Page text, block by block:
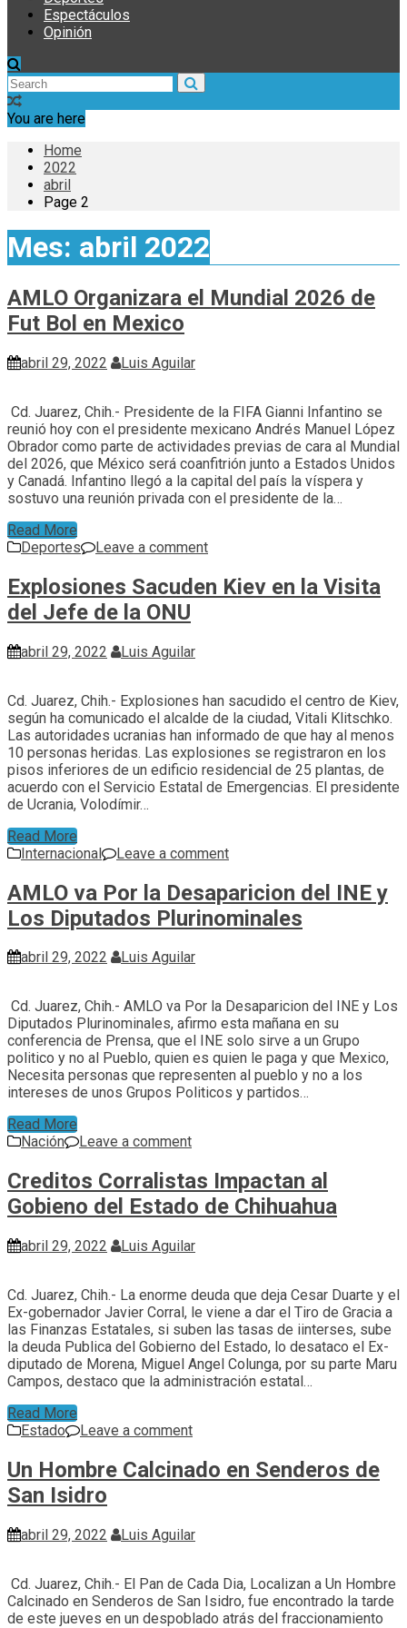
Espectáculos
Opinión
You are here
Home
2022
abril
Page 2
Mes: abril 2022
AMLO Organizara el Mundial 2026 de
Fut Bol en Mexico
abril 29, 2022 Luis Aguilar
Cd. Juarez, Chih.- Presidente de la FIFA Gianni Infantino se
reunió hoy con el presidente mexicano Andrés Manuel López
Obrador como parte de actividades previas de cara al Mundial
del 2026, que México será coanfitrión junto a Estados Unidos
y Canadá. Infantino llegó a la capital del país la víspera y
sostuvo una reunión privada con el presidente de la…
Read More
Deportes
Leave a comment
Explosiones Sacuden Kiev en la Visita
del Jefe de la ONU
abril 29, 2022 Luis Aguilar
Cd. Juarez, Chih.- Explosiones han sacudido el centro de Kiev,
según ha comunicado el alcalde de la ciudad, Vitali Klitschko.
Las autoridades ucranias han informado de que hay al menos
10 personas heridas. Las explosiones se registraron en los
pisos inferiores de un edificio residencial de 25 plantas, de
acuerdo con el Servicio Estatal de Emergencias. El presidente
de Ucrania, Volodímir…
Read More
Internacional
Leave a comment
AMLO va Por la Desaparicion del INE y
Los Diputados Plurinominales
abril 29, 2022 Luis Aguilar
Cd. Juarez, Chih.- AMLO va Por la Desaparicion del INE y Los
Diputados Plurinominales, afirmo esta mañana en su
conferencia de Prensa, que el INE solo sirve a un Grupo
politico y no al Pueblo, quien es quien le paga y que Mexico,
Necesita personas que representen al pueblo y no a los
intereses de unos Grupos Politicos y partidos…
Read More
Nación
Leave a comment
Creditos Corralistas Impactan al
Gobieno del Estado de Chihuahua
abril 29, 2022 Luis Aguilar
Cd. Juarez, Chih.- La enorme deuda que deja Cesar Duarte y el
Ex-gobernador Javier Corral, le viene a dar el Tiro de Gracia a
las Finanzas Estatales, si suben las tasas de iinterses, sube
la deuda Publica del Gobierno del Estado, lo desataco el Ex-
diputado de Morena, Miguel Angel Colunga, por su parte Maru
Campos, destaco que la administración estatal…
Read More
Estado
Leave a comment
Un Hombre Calcinado en Senderos de
San Isidro
abril 29, 2022 Luis Aguilar
Cd. Juarez, Chih.- El Pan de Cada Dia, Localizan a Un Hombre
Calcinado en Senderos de San Isidro, fue encontrado la tarde
de este jueves en un despoblado atrás del fraccionamiento